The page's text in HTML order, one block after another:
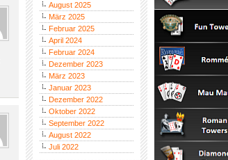
August 2025
März 2025
Februar 2025
April 2024
Februar 2024
Dezember 2023
März 2023
Januar 2023
Dezember 2022
Oktober 2022
September 2022
August 2022
Juli 2022